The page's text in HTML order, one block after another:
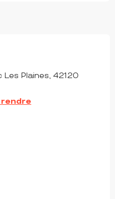
Les Plaines, 42120
rendre